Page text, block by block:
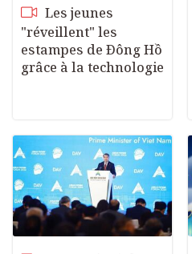
Les jeunes
"réveillent" les
estampes de Đông Hồ
grâce à la technologie